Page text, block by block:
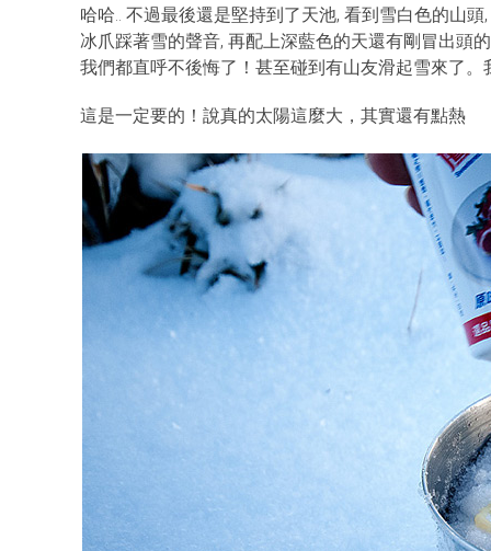
哈哈.. 不過最後還是堅持到了天池, 看到雪白色的山頭
冰爪踩著雪的聲音, 再配上深藍色的天還有剛冒出頭
我們都直呼不後悔了！甚至碰到有山友滑起雪來了
這是一定要的！說真的太陽這麼大，其實還有點熱